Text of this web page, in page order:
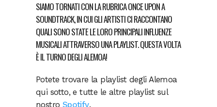
SIAMO TORNATI CON LA RUBRICAONCE UPON A
SOUNDTRACK, IN CUI GLI ARTISTI CI RACCONTANO
QUALI SONO STATE LE LORO PRINCIPALI INFLUENZE
MUSICALI ATTRAVERSO UNA PLAYLIST. QUESTA VOLTA
È IL TURNO DEGLI ALEMOA!
Potete trovare la playlist degli Alemoa
qui sotto, e tutte le altre playlist sul
nostro Spotify.